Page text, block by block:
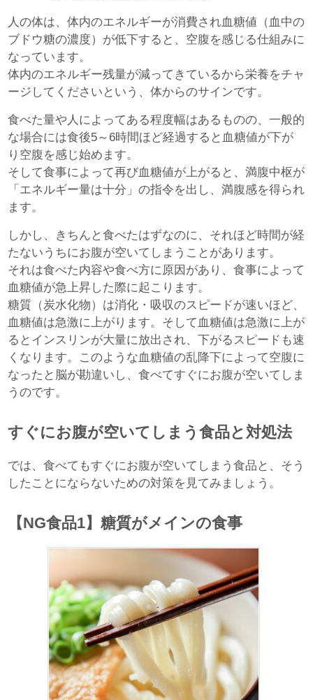
人の体は、体内のエネルギーが消費され血糖値（血中の
ブドウ糖の濃度）が低下すると、空腹を感じる仕組みに
なっています。
体内のエネルギー残量が減ってきているから栄養をチャ
ージしてくださいという、体からのサインです。
食べた量や人によってある程度幅はあるものの、一般的
な場合には食後5～6時間ほど経過すると血糖値が下が
り空腹を感じ始めます。
そして食事によって再び血糖値が上がると、満腹中枢が
「エネルギー量は十分」の指令を出し、満腹感を得られ
ます。
しかし、きちんと食べたはずなのに、それほど時間が経
たないうちにお腹が空いてしまうことがあります。
それは食べた内容や食べ方に原因があり、食事によって
血糖値が急上昇した際に起こります。
糖質（炭水化物）は消化・吸収のスピードが速いほど、
血糖値は急激に上がります。そして血糖値は急激に上が
るとインスリンが大量に放出され、下がるスピードも速
くなります。このような血糖値の乱降下によって空腹に
なったと脳が勘違いし、食べてすぐにお腹が空いてしま
うのです。
すぐにお腹が空いてしまう食品と対処法
では、食べてもすぐにお腹が空いてしまう食品と、そう
したことにならないための対策を見てみましょう。
【NG食品1】糖質がメインの食事